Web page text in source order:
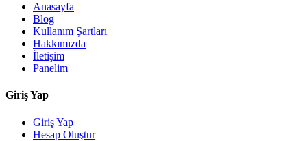
Anasayfa
Blog
Kullanım Şartları
Hakkımızda
İletişim
Panelim
Giriş Yap
Giriş Yap
Hesap Oluştur